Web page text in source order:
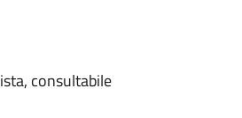
consultabile